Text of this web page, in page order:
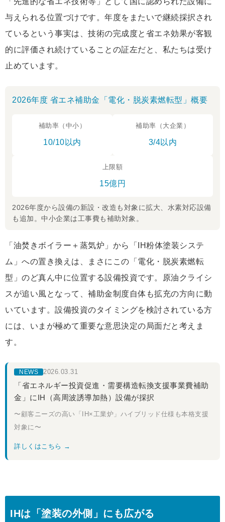
与えられる位置づけです。年度をまたいで継続採択され
ているという事実は、技術の完成度と省エネ効果が客観
的に評価され続けていることの証左だと、私たちは受け
止めています。
2026年度 省エネ補助金「電化・脱炭素燃転型」概要
補助率（中小）
10/10以内
補助率（大企業）
3/4以内
上限額
15億円
2026年度から設備の新設・改造も対象に拡大、水素対応設備
も追加。中小企業は工事費も補助対象。
「油焚きボイラー＋蒸気炉」から「IH粉体塗装システ
ム」への置き換えは、まさにこの「電化・脱炭素燃転
型」のど真ん中に位置する設備投資です。原油クライシ
スが追い風となって、補助金制度自体も拡充の方向に動
いています。設備投資のタイミングを検討されている方
には、いまが極めて重要な意思決定の局面だと考えま
す。
NEWS 2026.03.31
「省エネルギー投資促進・需要構造転換支援事業費補助
金」にIH（高周波誘導加熱）設備が採択
〜顧客ニーズの高い「IH×工業炉」ハイブリッド仕様も本格支援
対象に〜
詳しくはこちら →
IHは「塗装の外側」にも広がる